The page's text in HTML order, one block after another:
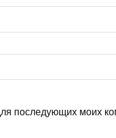
последующих моих